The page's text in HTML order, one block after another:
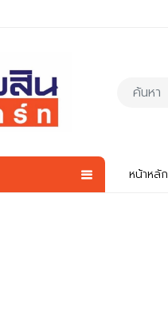
หน้าหลัก